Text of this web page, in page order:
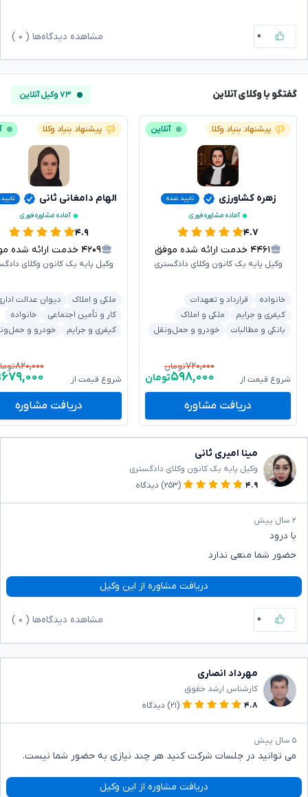
۰ مشاهده دیدگاه‌ها ( ۰
گفتگو با وکلای آنلاین ۷۳ وکیل آنلاین
پیشنهاد بنیاد وکلا آنلاین
زهره کشاورزی
تایید شده
آماده مشاوره فوری
۴.۷
۴۴۶۱ خدمت ارائه شده موفق
وکیل پایه یک کانون وکلای دادگستری
خانواده
قرارداد و تعهدات
کیفری و جرایم
ملکی و املاک
بانکی و مطالبات
خودرو و حمل‌ونقل
شروع قیمت از
۷۲۰,۰۰۰تومان
۵۹۸,۰۰۰تومان
دریافت مشاوره
پیشنهاد بنیاد وکلا
الهام دامغانی ثانی
آماده مشاوره فوری
۴.۹
۴۲۰۹ خدمت ارائه شده موفق
وکیل پایه یک کانون وکلای
ملکی و املاک
دیوان عدالت
کار و تأمین اجتماعی
خانواده
کیفری و جرایم
خودرو و
شروع قیمت از
۸۲۰,۰۰۰
۶۷۹,۰۰۰
دریافت مشاوره
مینا امیری ثانی
وکیل پایه یک کانون وکلای دادگستری
۴.۹
(۲۵۳) دیدگاه
۲ سال پیش
با درود
حضور شما منعی ندارد
دریافت مشاوره از این وکیل
۰ مشاهده دیدگاه‌ها ( ۰
مهرداد انصاری
کارشناس ارشد حقوق
۴.۸
(۲۱) دیدگاه
۵ سال پیش
می توانید در جلسات شرکت کنید هر چند نیازی به حضور شما نیست.
دریافت مشاوره از این وکیل